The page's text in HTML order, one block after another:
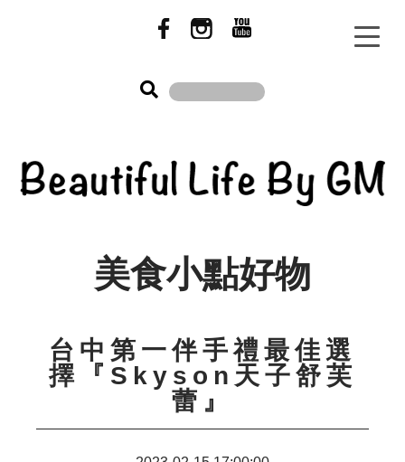
美食小點好物
台中第一伴手禮最佳選
擇『Skyson天子舒芙
蕾』